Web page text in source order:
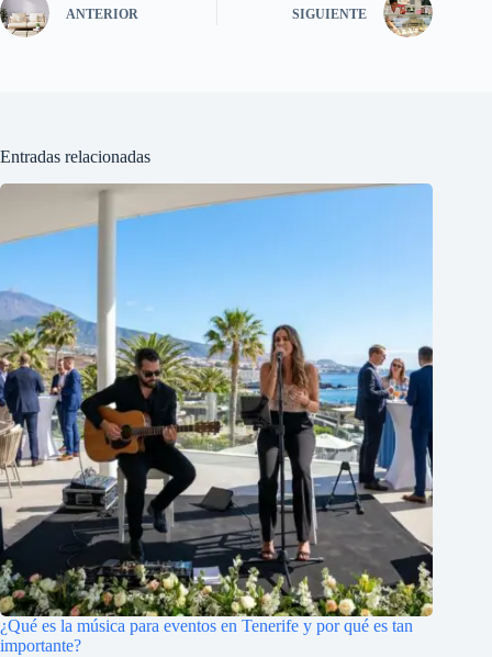
ANTERIOR SIGUIENTE
Entradas relacionadas
¿Qué es la música para eventos en Tenerife y por qué es tan
importante?